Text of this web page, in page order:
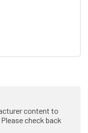
content to
check back